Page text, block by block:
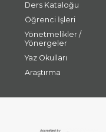
Ders Kataloğu
Öğrenci İşleri
Yönetmelikler /
Yönergeler
Yaz Okulları
Araştırma